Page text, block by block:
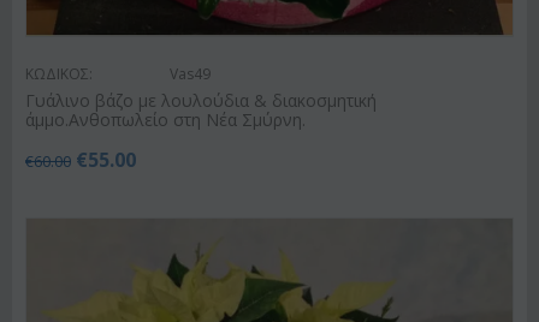
ΚΩΔΙΚΟΣ: Vas49
Γυάλινο βάζο με λουλούδια & διακοσμητική
άμμο.Ανθοπωλείο στη Νέα Σμύρνη.
€60.00 €55.00